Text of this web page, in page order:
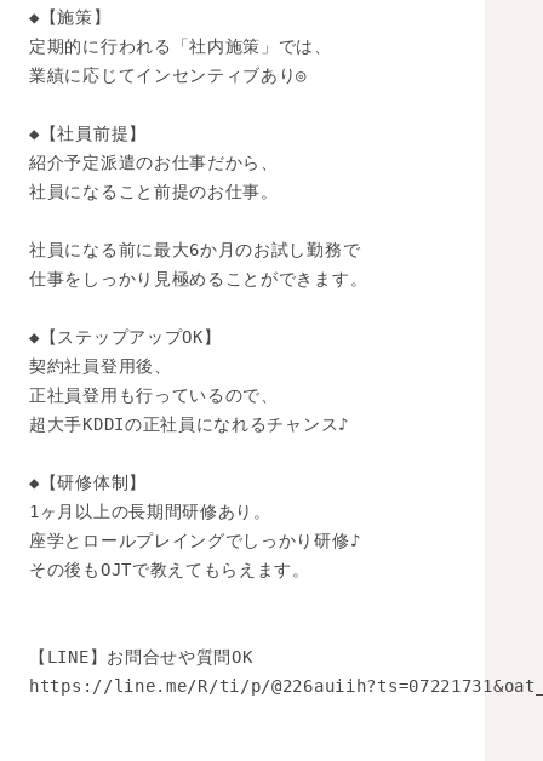
◆【施策】
定期的に行われる「社内施策」では、
業績に応じてインセンティブあり◎
◆【社員前提】
紹介予定派遣のお仕事だから、
社員になること前提のお仕事。
社員になる前に最大6か月のお試し勤務で
仕事をしっかり見極めることができます。
◆【ステップアップOK】
契約社員登用後、
正社員登用も行っているので、
超大手KDDIの正社員になれるチャンス♪
◆【研修体制】
1ヶ月以上の長期間研修あり。
座学とロールプレイングでしっかり研修♪
その後もOJTで教えてもらえます。
【LINE】お問合せや質問OK
https://line.me/R/ti/p/